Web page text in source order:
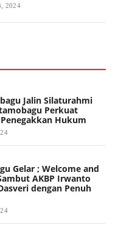
2024
Jalin Silaturahmi
Perkuat
Hukum
Gelar ; Welcome and
AKBP Irwanto
dengan Penuh